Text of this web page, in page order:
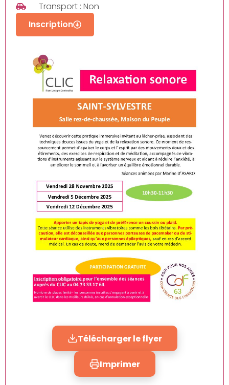
Transport : Non
Inscription
Télécharger le flyer
Imprimer